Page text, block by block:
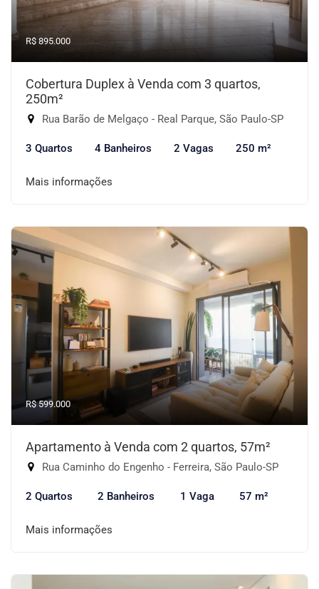
R$ 895.000
Cobertura Duplex à Venda com 3 quartos,
250m²
Rua Barão de Melgaço - Real Parque, São Paulo-SP
3 Quartos 4 Banheiros 2 Vagas 250 m²
Mais informações
R$ 599.000
Apartamento à Venda com 2 quartos, 57m²
Rua Caminho do Engenho - Ferreira, São Paulo-SP
2 Quartos 2 Banheiros 1 Vaga 57 m²
Mais informações